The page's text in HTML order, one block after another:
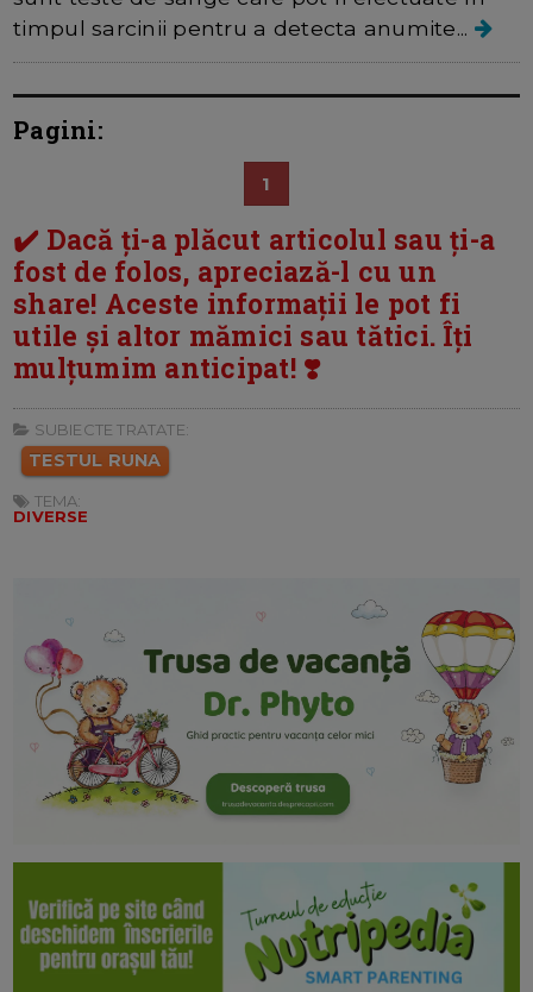
timpul sarcinii pentru a detecta anumite...
Pagini:
1
✔️ Dacă ți-a plăcut articolul sau ți-a
fost de folos, apreciază-l cu un
share! Aceste informații le pot fi
utile și altor mămici sau tătici. Îți
mulțumim anticipat! ❣️
SUBIECTE TRATATE:
TESTUL RUNA
TEMA:
DIVERSE